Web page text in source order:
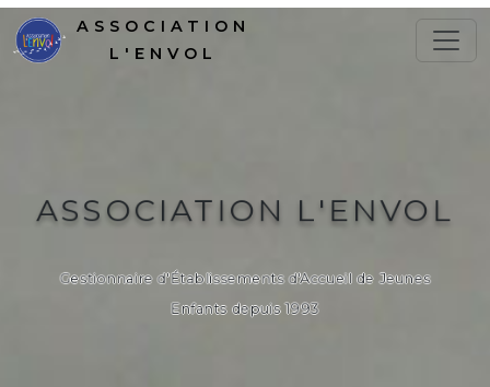
ASSOCIATION
L'ENVOL
ASSOCIATION L'ENVOL
Gestionnaire d'Établissements d'Accueil de Jeunes
Enfants depuis 1993